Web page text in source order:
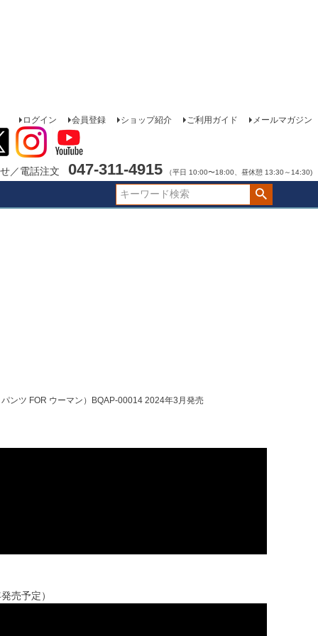
ログイン 会員登録 ショップ紹介 ご利用ガイド メールマガジン
／電話注文 047-311-4915 （平日 10:00〜18:00、昼休憩 13:30～14:30)
ンツ FOR ウーマン）BQAP-00014 2024年3月発売
売予定）